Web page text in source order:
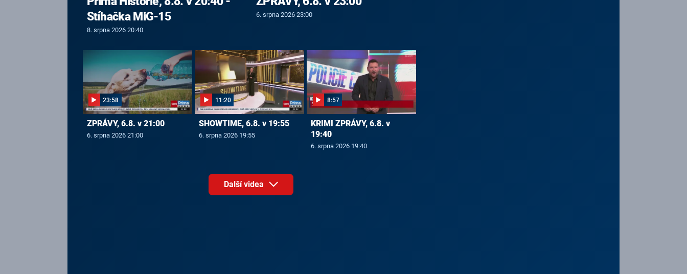
Stíhačka MiG-15
8. srpna 2026 20:40
6. srpna 2026 23:00
23:58
ZPRÁVY, 6.8. v 21:00
6. srpna 2026 21:00
11:20
SHOWTIME, 6.8. v 19:55
6. srpna 2026 19:55
8:57
KRIMI ZPRÁVY, 6.8. v
19:40
6. srpna 2026 19:40
Další videa